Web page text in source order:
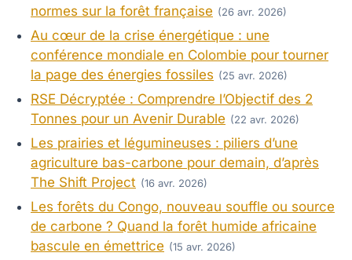
normes sur la forêt française (26 avr. 2026)
Au cœur de la crise énergétique : une
conférence mondiale en Colombie pour tourner
la page des énergies fossiles (25 avr. 2026)
RSE Décryptée : Comprendre l’Objectif des 2
Tonnes pour un Avenir Durable (22 avr. 2026)
Les prairies et légumineuses : piliers d’une
agriculture bas-carbone pour demain, d’après
The Shift Project (16 avr. 2026)
Les forêts du Congo, nouveau souffle ou source
de carbone ? Quand la forêt humide africaine
bascule en émettrice (15 avr. 2026)